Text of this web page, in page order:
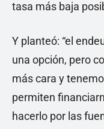
tasa más baja
Y planteó: “el
una opción, pero
más cara y
permiten
hacerlo por las